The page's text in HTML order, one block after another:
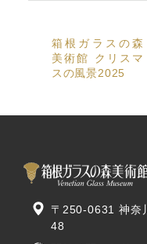
箱根ガラスの森
美術館 クリスマ
スの風景2025
〒250-0631 神奈
48